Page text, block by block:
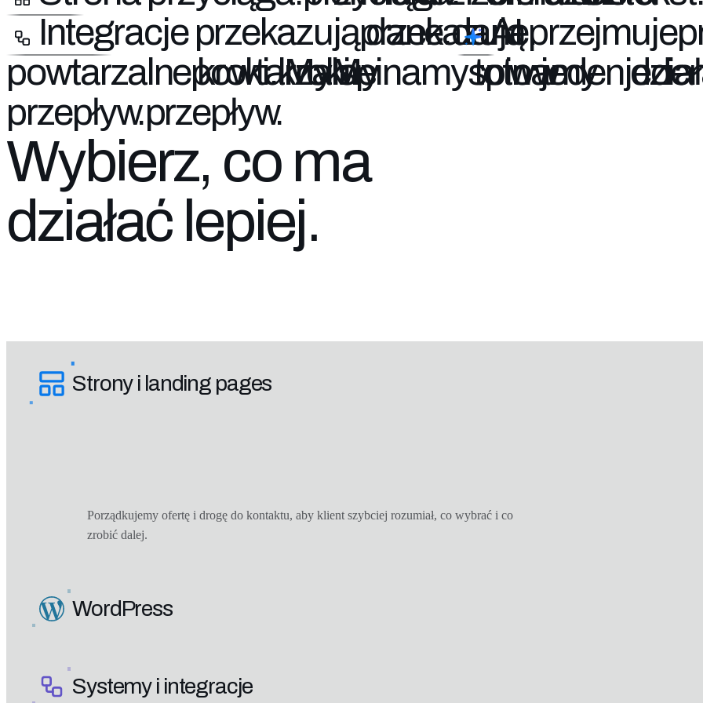
Integracje przekazujądane. AIprzejmuje
powtarzalnekroki.My spinamytowjeden
przepływ.
Wybierz, co ma
działać lepiej.
Strony i landing pages
Porządkujemy ofertę i drogę do kontaktu, aby klient szybciej rozumiał, co wybrać i co
zrobić dalej.
WordPress
Systemy i integracje